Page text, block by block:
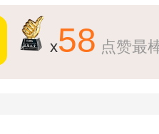
x58 点赞最